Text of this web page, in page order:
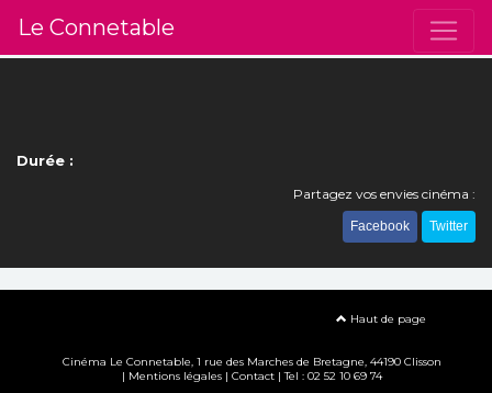
Le Connetable
Durée :
Partagez vos envies cinéma :
Facebook Twitter
Haut de page
Cinéma Le Connetable, 1 rue des Marches de Bretagne, 44190 Clisson
| Mentions légales| Contact| Tel : 02 52 10 69 74